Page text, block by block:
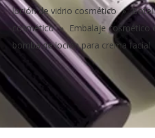
loción de vidrio cosmético »
cosmético » Embalaje cosmético
bomba de loción para crema facial